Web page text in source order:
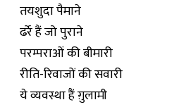
तयशुदा पैमाने
ढर्रे हैं जो पुराने
परम्पराओं की बीमारी
रीति-रिवाजों की सवारी
ये व्यवस्था हैं ग़ुलामी